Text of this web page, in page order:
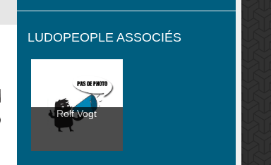
LUDOPEOPLE ASSOCIÉS
Rolf Vogt